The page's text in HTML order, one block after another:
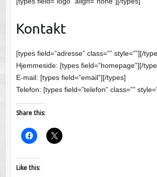
Kontakt
[types field=”adresse” class=”” style=””][/
Hjemmeside: [types field=”homepage”][/
E-mail: [types field=”email”][/types]
Telefon: [types field=”telefon” class=””
Share this:
Like this: